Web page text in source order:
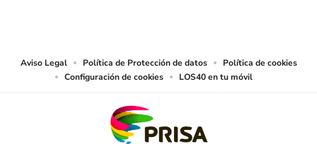
Aviso Legal Política de Protección de datos
Política de cookies
Configuración de cookies
LOS40 en tu móvil